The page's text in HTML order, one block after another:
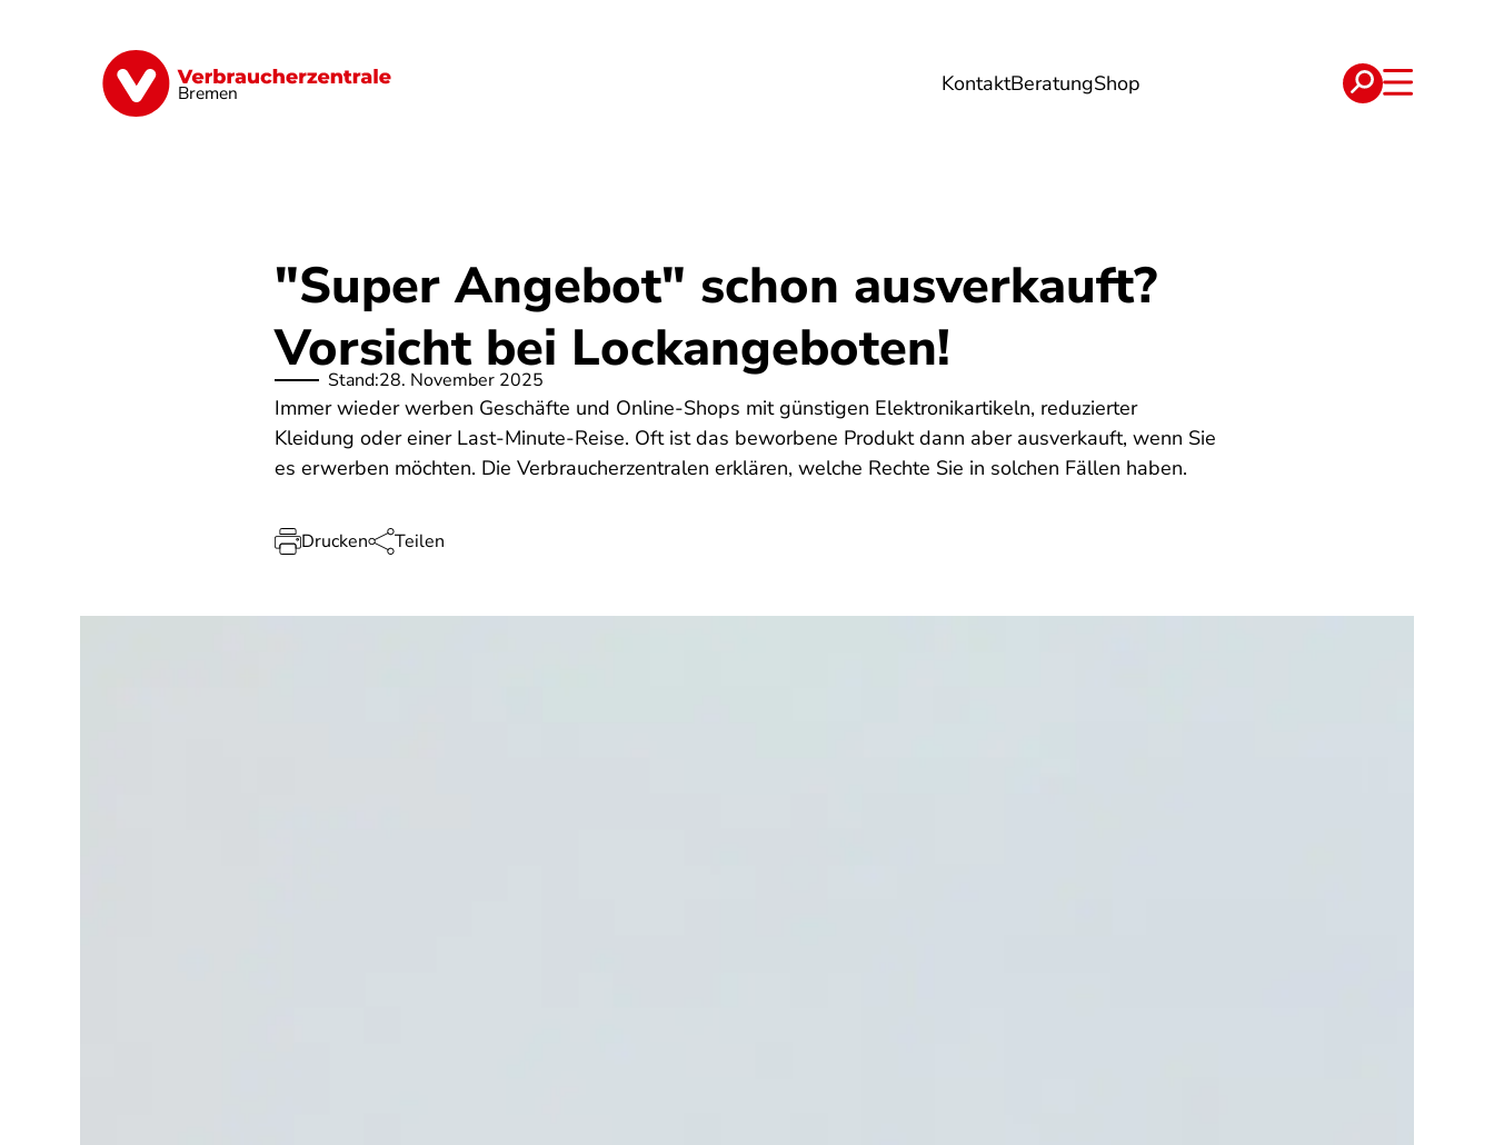
Bremen KontaktBeratungShop
Finanzen Digitales Lebensmittel Reise Verträge
"Super Angebot" schon ausverkauft?
Vorsicht bei Lockangeboten!
Stand:28. November 2025
Immer wieder werben Geschäfte und Online-Shops mit günstigen Elektronikartikeln, reduzierter
Kleidung oder einer Last-Minute-Reise. Oft ist das beworbene Produkt dann aber ausverkauft, wenn Sie
es erwerben möchten. Die Verbraucherzentralen erklären, welche Rechte Sie in solchen Fällen haben.
Drucken Teilen